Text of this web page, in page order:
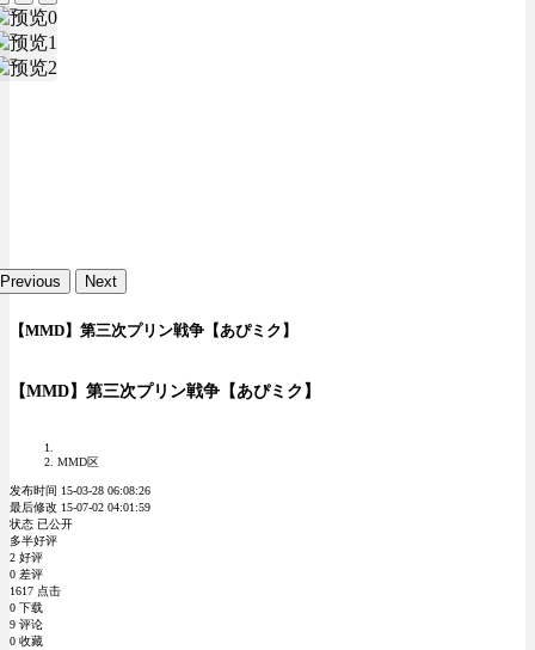
Previous Next
【MMD】第三次プリン戦争【あぴミク】
【MMD】第三次プリン戦争【あぴミク】
MMD区
发布时间 15-03-28 06:08:26
最后修改 15-07-02 04:01:59
状态 已公开
多半好评
2 好评
0 差评
1617 点击
0 下载
9 评论
0 收藏